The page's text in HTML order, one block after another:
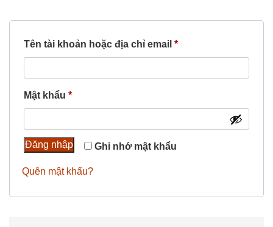
Tên tài khoản hoặc địa chỉ email *Bắt
Mật khẩu *Bắt
Ghi nhớ mật khẩu
Đăng nhập
Quên mật khẩu?